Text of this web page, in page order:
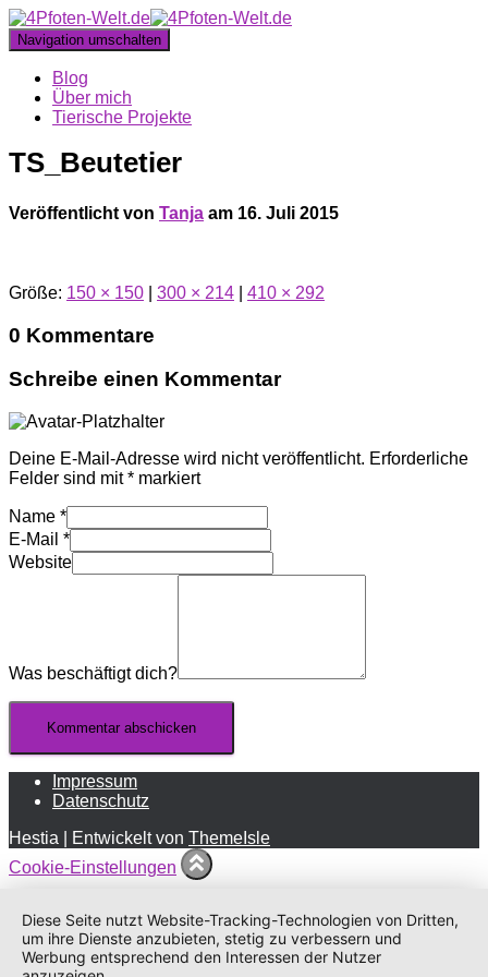
Navigation umschalten
Blog
Über mich
Tierische Projekte
TS_Beutetier
Veröffentlicht von Tanja am 16. Juli 2015
Größe: 150 × 150 300 × 214 410 × 292
0 Kommentare
Schreibe einen Kommentar
Deine E-Mail-Adresse wird nicht veröffentlicht. Erforderliche
Felder sind mit* markiert
Name *
E-Mail *
Website
Was beschäftigt dich?
Impressum
Datenschutz
Hestia | Entwickelt von ThemeIsle
Cookie-Einstellungen
Diese Seite nutzt Website-Tracking-Technologien von Dritten,
um ihre Dienste anzubieten, stetig zu verbessern und
Werbung entsprechend den Interessen der Nutzer